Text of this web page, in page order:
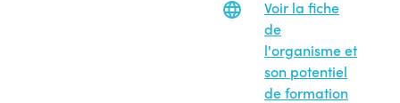
Voir la fiche
de
l'organisme et
son potentiel
de formation